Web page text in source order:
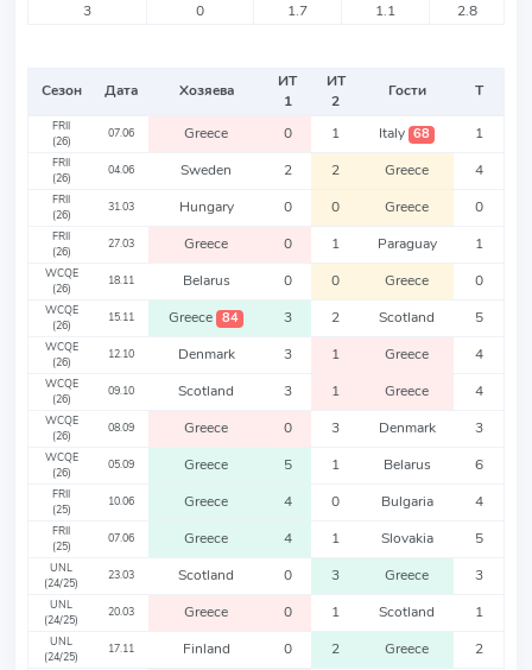
3
0 1.7 1.1 2.8
Сезон Дата Хозяева
ИТ
1
ИТ
2
Гости Т
FRII
(26)
07.06 Greece 0 1 Italy 68 1
FRII
(26)
04.06 Sweden 2 2 Greece 4
FRII
(26)
31.03 Hungary 0 0 Greece 0
FRII
(26)
27.03 Greece 0 1 Paraguay 1
WCQE
(26)
18.11 Belarus 0 0 Greece 0
WCQE
(26)
15.11 Greece 84 3 2 Scotland 5
WCQE
(26)
12.10 Denmark 3 1 Greece 4
WCQE
(26)
09.10 Scotland 3 1 Greece 4
WCQE
(26)
08.09 Greece 0 3 Denmark 3
WCQE
(26)
05.09 Greece 5 1 Belarus 6
FRII
(25)
10.06 Greece 4 0 Bulgaria 4
FRII
(25)
07.06 Greece 4 1 Slovakia 5
UNL
(24/25)
23.03 Scotland 0 3 Greece 3
UNL
(24/25)
20.03 Greece 0 1 Scotland 1
UNL
(24/25)
17.11 Finland 0 2 Greece 2